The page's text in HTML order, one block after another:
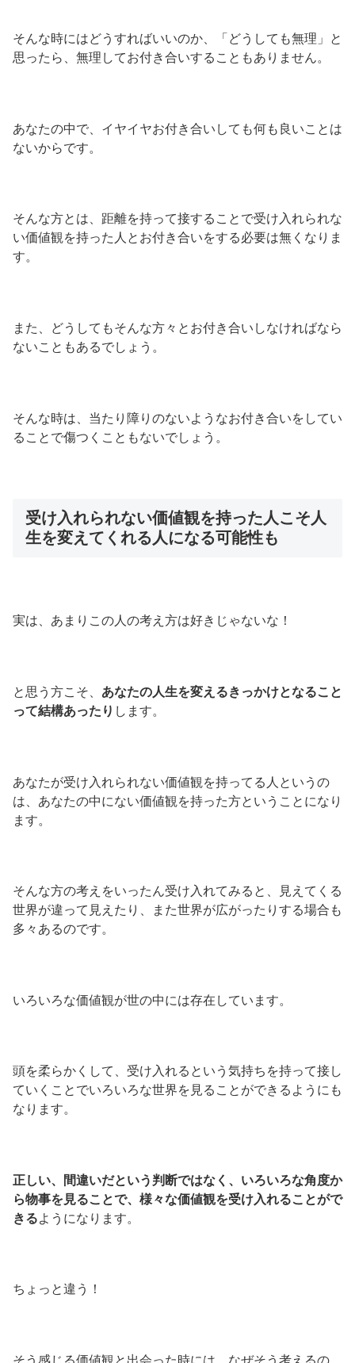
そんな時にはどうすればいいのか、「どうしても無理」と
思ったら、無理してお付き合いすることもありません。
あなたの中で、イヤイヤお付き合いしても何も良いことは
ないからです。
そんな方とは、距離を持って接することで受け入れられな
い価値観を持った人とお付き合いをする必要は無くなりま
す。
また、どうしてもそんな方々とお付き合いしなければなら
ないこともあるでしょう。
そんな時は、当たり障りのないようなお付き合いをしてい
ることで傷つくこともないでしょう。
受け入れられない価値観を持った人こそ人
生を変えてくれる人になる可能性も
実は、あまりこの人の考え方は好きじゃないな！
と思う方こそ、 あなたの人生を変えるきっかけとなること
って結構あったり します。
あなたが受け入れられない価値観を持ってる人というの
は、あなたの中にない価値観を持った方ということになり
ます。
そんな方の考えをいったん受け入れてみると、見えてくる
世界が違って見えたり、また世界が広がったりする場合も
多々あるのです。
いろいろな価値観が世の中には存在しています。
頭を柔らかくして、受け入れるという気持ちを持って接し
ていくことでいろいろな世界を見ることができるようにも
なります。
正しい、間違いだという判断ではなく、いろいろな角度か
ら物事を見ることで、様々な価値観を受け入れることがで
きるようになります。
ちょっと違う！
そう感じる価値観と出会った時には、なぜそう考えるの